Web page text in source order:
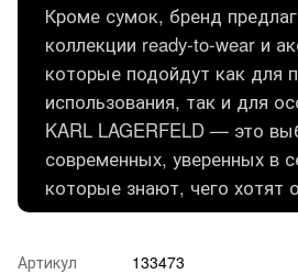
Кроме сумок, бренд
коллекции ready-to-wear и
которые подойдут как для
использования, так и для
KARL LAGERFELD — это
современных, уверенных в
которые знают, чего хотят
Артикул
133473